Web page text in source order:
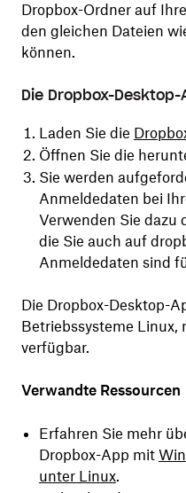
Dropbox-Ordner auf
den gleichen Dateien
können.
Die Dropbox-
Laden Sie die
Öffnen Sie die
Sie werden
Anmeldedaten bei
Verwenden Sie dazu
die Sie auch auf
Anmeldedaten sind
Die Dropbox-Desktop-
Betriebssysteme Linux,
verfügbar.
Verwandte Ressourcen
Erfahren Sie mehr
Dropbox-App mit
unter Linux.